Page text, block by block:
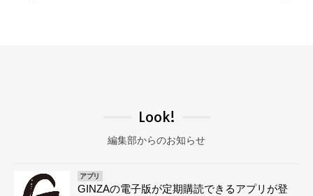
Look!
編集部からのお知らせ
アプリ
GINZAの電子版が定期購読できるアプリが登